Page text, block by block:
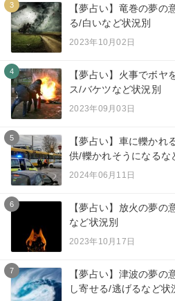
3
【夢占い】竜巻の夢
る/白いなど状況別
2023年10月02日
4
【夢占い】火事でボヤ
ス/バケツなど状況別
2023年09月03日
5
【夢占い】車に轢かれ
供/轢かれそうになるな
2024年06月11日
6
【夢占い】放火の夢
など状況別
2023年10月17日
7
【夢占い】津波の夢
し寄せる/逃げるなど状